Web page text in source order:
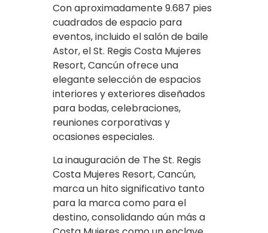
Con aproximadamente 9.687 pies
cuadrados de espacio para
eventos, incluido el salón de baile
Astor, el St. Regis Costa Mujeres
Resort, Cancún ofrece una
elegante selección de espacios
interiores y exteriores diseñados
para bodas, celebraciones,
reuniones corporativas y
ocasiones especiales.
La inauguración de The St. Regis
Costa Mujeres Resort, Cancún,
marca un hito significativo tanto
para la marca como para el
destino, consolidando aún más a